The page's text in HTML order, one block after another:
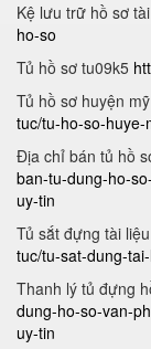
Kệ lưu trữ hồ sơ
ho-so
Tủ hồ sơ tu09k5
Tủ hồ sơ huyện
tuc/tu-ho-so-
Địa chỉ bán tủ hồ
ban-tu-dung-ho-
uy-tin
Tủ sắt đựng tài
tuc/tu-sat-dung-
Thanh lý tủ đựng
dung-ho-so-van-
uy-tin